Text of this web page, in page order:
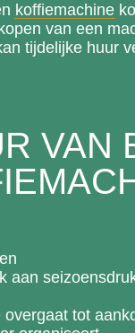
koffiemachine
van een
tijdelijke huur
VAN
aan
tot